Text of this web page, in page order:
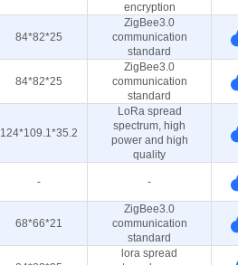
encryption
84*82*25
ZigBee3.0
communication
standard
84*82*25
ZigBee3.0
communication
standard
124*109.1*35.2
LoRa spread
spectrum, high
power and high
quality
- -
68*66*21
ZigBee3.0
communication
standard
lora spread